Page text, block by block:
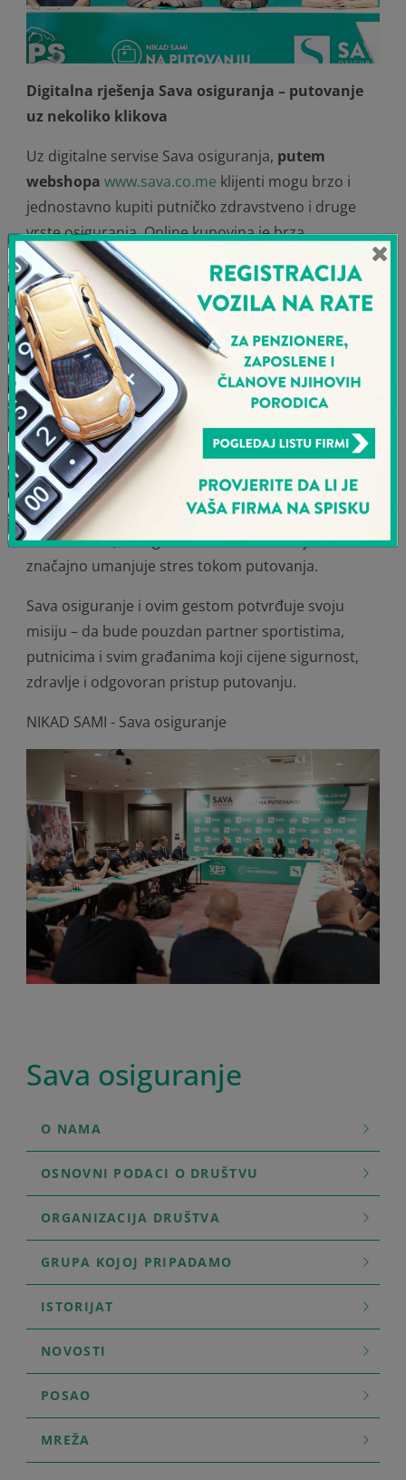
Digitalna rješenja Sava osiguranja – putovanje
uz nekoliko klikova
Uz digitalne servise Sava osiguranja, putem
webshopa www.sava.co.me klijenti mogu brzo i
jednostavno kupiti putničko zdravstveno i druge
vrste osiguranja. Online kupovina je brza,
bezbjedna i dostupna 24 časa, bez potrebe za
odlaskom u filijalu i bez dodatne papirologije. Polisa
stiže direktno na mejl, a klijenti spremno mogu
otputovati uz punu zaštitu i podršku.
Zašto je putničko zdravstveno osiguranje važno?
Bilo da je riječ o profesionalnim sportistima ili
rekreativcima, putovanja nose određene
zdravstvene i bezbjednosne rizike. Putničko
zdravstveno osiguranje obezbjeđuje sigurnost,
pokriva nepredviđene troškove liječenja u
inostranstvu, omogućava hitnu asistenciju i
značajno umanjuje stres tokom putovanja.
Sava osiguranje i ovim gestom potvrđuje svoju
misiju – da bude pouzdan partner sportistima,
putnicima i svim građanima koji cijene sigurnost,
zdravlje i odgovoran pristup putovanju.
NIKAD SAMI - Sava osiguranje
Sava osiguranje
O NAMA
OSNOVNI PODACI O DRUŠTVU
ORGANIZACIJA DRUŠTVA
GRUPA KOJOJ PRIPADAMO
ISTORIJAT
NOVOSTI
POSAO
MREŽA